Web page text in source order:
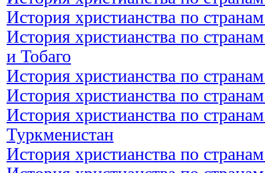
История христианства по
История христианства по
и Тобаго
История христианства по
История христианства по
История христианства по
Туркменистан
История христианства по